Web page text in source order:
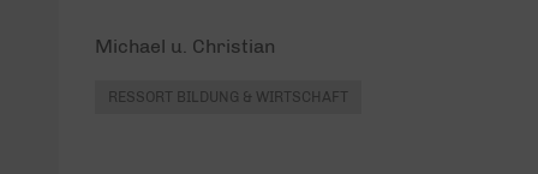
Michael u. Christian
RESSORT BILDUNG & WIRTSCHAFT